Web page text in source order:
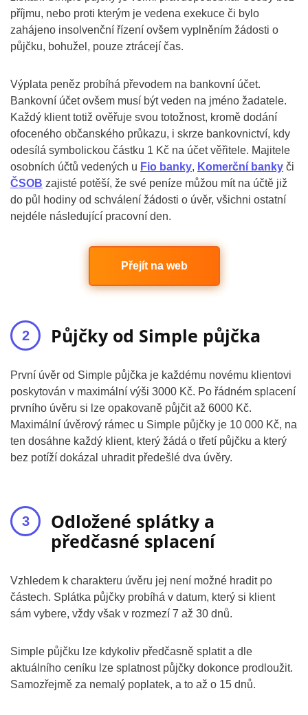
příjmu, nebo proti kterým je vedena exekuce či bylo
zahájeno insolvenční řízení ovšem vyplněním žádosti o
půjčku, bohužel, pouze ztrácejí čas.
Výplata peněz probíhá převodem na bankovní účet.
Bankovní účet ovšem musí být veden na jméno žadatele.
Každý klient totiž ověřuje svou totožnost, kromě dodání
ofoceného občanského průkazu, i skrze bankovnictví, kdy
odesílá symbolickou částku 1 Kč na účet věřitele. Majitele
osobních účtů vedených u Fio banky, Komerční banky či
ČSOB zajisté potěší, že své peníze můžou mít na účtě již
do půl hodiny od schválení žádosti o úvěr, všichni ostatní
nejdéle následující pracovní den.
Přejít na web
Půjčky od Simple půjčka
První úvěr od Simple půjčka je každému novému klientovi
poskytován v maximální výši 3000 Kč. Po řádném splacení
prvního úvěru si lze opakovaně půjčit až 6000 Kč.
Maximální úvěrový rámec u Simple půjčky je 10 000 Kč, na
ten dosáhne každý klient, který žádá o třetí půjčku a který
bez potíží dokázal uhradit předešlé dva úvěry.
Odložené splátky a
předčasné splacení
Vzhledem k charakteru úvěru jej není možné hradit po
částech. Splátka půjčky probíhá v datum, který si klient
sám vybere, vždy však v rozmezí 7 až 30 dnů.
Simple půjčku lze kdykoliv předčasně splatit a dle
aktuálního ceníku lze splatnost půjčky dokonce prodloužit.
Samozřejmě za nemalý poplatek, a to až o 15 dnů.